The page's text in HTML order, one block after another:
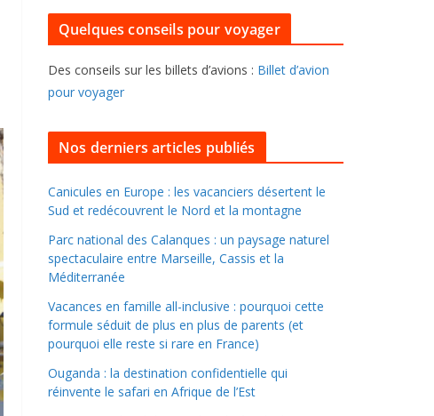
e
s
u
o
u
l
e
r
d
a
n
s
l
e
s
a
Quelques conseils pour voyager
Des conseils sur les billets d’avions : Billet d’avion
pour voyager
Nos derniers articles publiés
Canicules en Europe : les vacanciers désertent le
Sud et redécouvrent le Nord et la montagne
Parc national des Calanques : un paysage naturel
spectaculaire entre Marseille, Cassis et la
Méditerranée
Vacances en famille all-inclusive : pourquoi cette
formule séduit de plus en plus de parents (et
pourquoi elle reste si rare en France)
Ouganda : la destination confidentielle qui
réinvente le safari en Afrique de l’Est